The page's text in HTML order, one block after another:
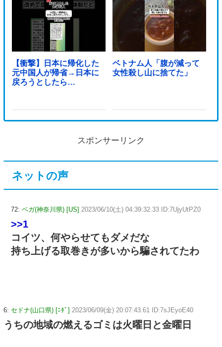
【衝撃】日本に帰化した
元中国人が帰省→日本に
戻ろうとしたら…
ベトナム人「腹が減って
女性殺し山に捨てた」
スポンサーリンク
ネットの声
72: ベガ(神奈川県) [US] 2023/06/10(土) 04:39:32.33 ID:7UjyUtPZ0
>>1
コイツ、何やらせてもダメだな
持ち上げる取巻きが多いから騙されてたわ
6: セドナ(山口県) [ﾆﾀﾞ] 2023/06/09(金) 20:07:43.61 ID:7sJEyoE40
うちの地域の燃えるゴミは火曜日と金曜日